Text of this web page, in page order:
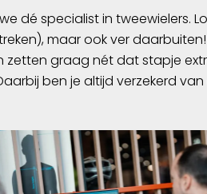
we dé specialist in tweewielers.
maar ook ver
zetten graag nét dat stapje
ben je altijd verzekerd